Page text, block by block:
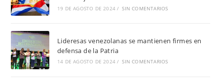
19 DE AGOSTO DE 2024 / SIN COMENTARIOS
Lideresas venezolanas se mantienen firmes en
defensa de la Patria
14 DE AGOSTO DE 2024 / SIN COMENTARIOS